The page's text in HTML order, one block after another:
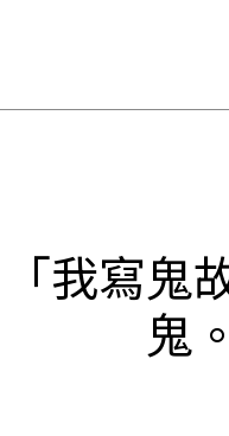
我寫鬼
鬼